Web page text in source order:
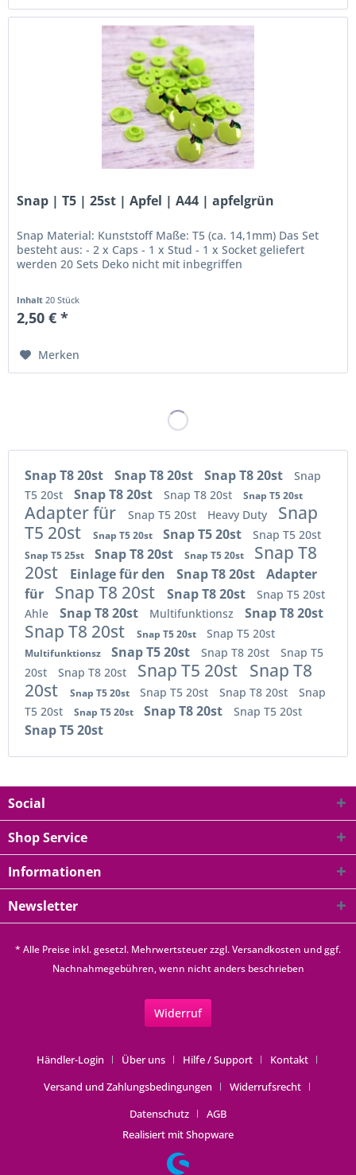
Snap | T5 | 25st | Apfel | A44 | apfelgrün
Snap Material: Kunststoff Maße: T5 (ca. 14,1mm) Das Set
besteht aus: - 2 x Caps - 1 x Stud - 1 x Socket geliefert
werden 20 Sets Deko nicht mit inbegriffen
Inhalt20 Stück
2,50 € *
Merken
Snap T8 20st Snap T8 20st Snap T8 20st
Snap
T5 20st
Snap T8 20st Snap T8 20st Snap T5 20st
Adapter für Snap T5 20st Heavy Duty
Snap
T5 20st
Snap T5 20st Snap T5 20st Snap T5 20st
Snap T5 25st Snap T8 20st Snap T5 20st
Snap T8
20st
Einlage für den Snap T8 20st
Adapter
für
Snap T8 20st Snap T8 20st
Snap T5 20st
Ahle
Snap T8 20st Multifunktionsz Snap T8 20st
Snap T8 20st Snap T5 20st Snap T5 20st
Multifunktionsz Snap T5 20st Snap T8 20st
Snap T5
20st
Snap T8 20st Snap T5 20st Snap T8
20st
Snap T5 20st Snap T5 20st Snap T8 20st
Snap
T5 20st
Snap T5 20st Snap T8 20st Snap T5 20st
Snap T5 20st
Social
Shop Service
Informationen
Newsletter
* Alle Preise inkl. gesetzl. Mehrwertsteuer zzgl.Versandkosten und ggf.
Nachnahmegebühren, wenn nicht anders beschrieben
Widerruf
Händler-Login Über uns Hilfe / Support
Kontakt
Versand und Zahlungsbedingungen
Widerrufsrecht
Datenschutz
AGB
Realisiert mit Shopware